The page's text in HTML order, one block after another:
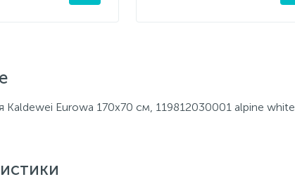
Kaldewei Eurowa 170х70 см, 119812030001 alpine white